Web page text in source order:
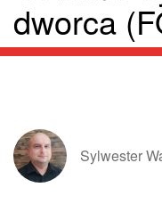
dworca
Sylwester